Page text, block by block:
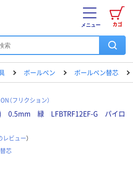
カゴ
メニュー
ボールペン ボールペン替芯
（フリクション）
) 0.5mm 緑 LFBTRF12EF-G パイロ
レビュー）
芯